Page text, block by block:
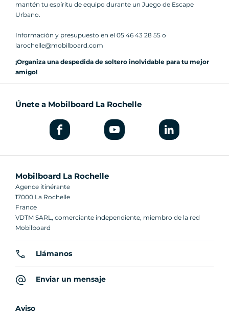
mantén tu espíritu de equipo durante un Juego de Escape
Urbano.
Información y presupuesto en el 05 46 43 28 55 o
larochelle@mobilboard.com
¡Organiza una despedida de soltero inolvidable para tu mejor
amigo!
Únete a Mobilboard La Rochelle
Mobilboard La Rochelle
Agence itinérante
17000 La Rochelle
France
VDTM SARL, comerciante independiente, miembro de la red
Mobilboard
Llámanos
Enviar un mensaje
Aviso